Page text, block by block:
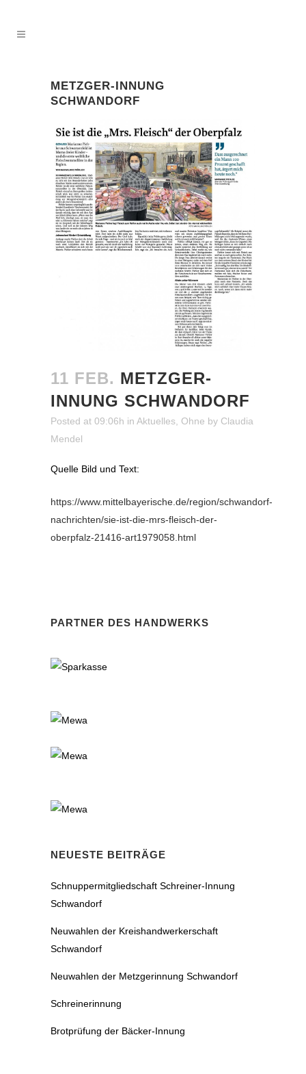
METZGER-INNUNG
SCHWANDORF
11 FEB. METZGER-
INNUNG SCHWANDORF
Posted at 09:06h in Aktuelles Ohne by Claudia
Mendel
Quelle Bild und Text:
https://www.mittelbayerische.de/region/schwandorf-
nachrichten/sie-ist-die-mrs-fleisch-der-
oberpfalz-21416-art1979058.html
PARTNER DES HANDWERKS
NEUESTE BEITRÄGE
Schnuppermitgliedschaft Schreiner-Innung
Schwandorf
Neuwahlen der Kreishandwerkerschaft
Schwandorf
Neuwahlen der Metzgerinnung Schwandorf
Schreinerinnung
Brotprüfung der Bäcker-Innung